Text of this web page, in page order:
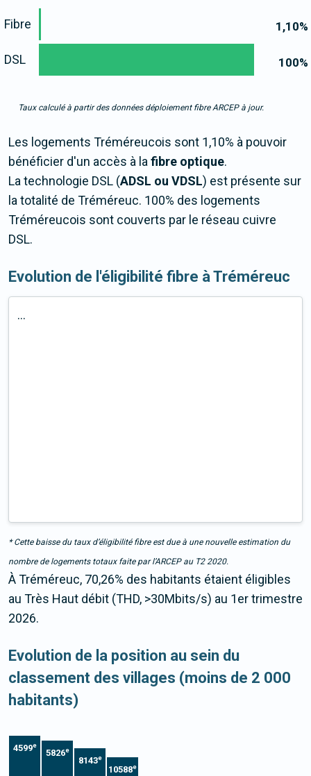
1,10%
100%
Fibre
DSL
Taux calculé à partir des données déploiement fibre ARCEP à jour.
Les logements Tréméreucois sont 1,10% à pouvoir
bénéficier d'un accès à lafibre optique.
La technologie DSL (ADSL ou VDSL) est présente sur
la totalité de Tréméreuc. 100% des logements
Tréméreucois sont couverts par le réseau cuivre
DSL.
Evolution de l'éligibilité fibre à Tréméreuc
...
* Cette baisse du taux d’éligibilité fibre est due à une nouvelle estimation du
nombre de logements totaux faite par l’ARCEP au T2 2020.
À Tréméreuc, 70,26% des habitants étaient éligibles
au Très Haut débit (THD, >30Mbits/s) au 1er trimestre
2026.
Evolution de la position au sein du
classement des villages (moins de 2 000
habitants)
4599e
5826e
8143e
10588e